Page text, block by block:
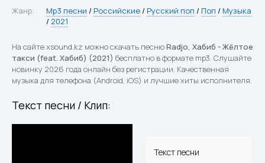
Жанр:
Mp3 песни / Российские / Русский поп / Поп / Музыка
/ 2021
На сайте xsound.kz можно скачать песнюRadjo, Хабиб - Жёлтое
такси (feat. Хабиб) (2021) бесплатно в формате mp3. Слушайте
новинку 2026 года онлайн без регистрации. Качественная
музыка для телефона (Android, iOS) и лучшие хиты исполнителя.
Текст песни / Клип:
Текст песни